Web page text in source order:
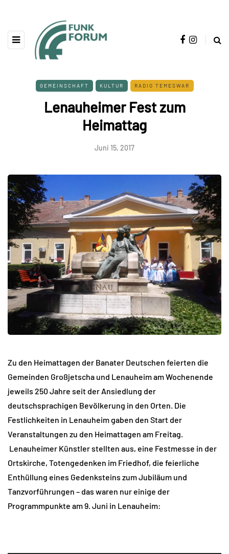
GEMEINSCHAFT KULTUR RADIO TEMESWAR
Lenauheimer Fest zum
Heimattag
Juni 15, 2017
Zu den Heimattagen der Banater Deutschen feierten die
Gemeinden Großjetscha und Lenauheim am Wochenende
jeweils 250 Jahre seit der Ansiedlung der
deutschsprachigen Bevölkerung in den Orten. Die
Festlichkeiten in Lenauheim gaben den Start der
Veranstaltungen zu den Heimattagen am Freitag.
Lenauheimer Künstler stellten aus, eine Festmesse in der
Ortskirche, Totengedenken im Friedhof, die feierliche
Enthüllung eines Gedenksteins zum Jubiläum und
Tanzvorführungen – das waren nur einige der
Programmpunkte am 9. Juni in Lenauheim: